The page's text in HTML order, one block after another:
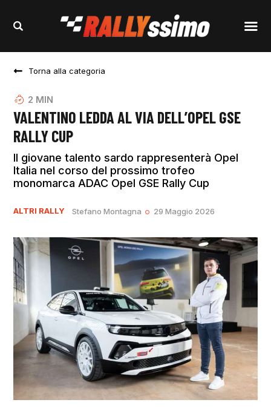
Torna alla categoria
2 MIN
VALENTINO LEDDA AL VIA DELL’OPEL GSE
RALLY CUP
Il giovane talento sardo rappresenterà Opel
Italia nel corso del prossimo trofeo
monomarca ADAC Opel GSE Rally Cup
ALTRI RALLY Stefano Montagna 29 Maggio 2026